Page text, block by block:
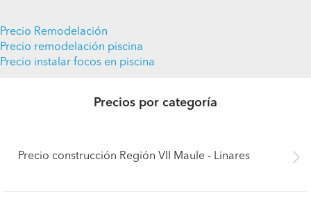
Precio Remodelación
Precio remodelación piscina
Precio instalar focos en piscina
Precios por categoría
Precio construcción Región VII Maule - Linares